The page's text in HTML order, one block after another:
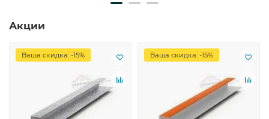
Акции
Ваша скидка: -15% Ваша скидка: -15%